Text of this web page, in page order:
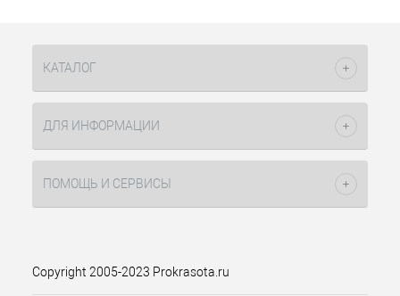
использования. Кусачки Le Rose
из нержавеющей стали твердостью
42-44 HRC.
КАТАЛОГ
ДЛЯ ИНФОРМАЦИИ
ПОМОЩЬ И СЕРВИСЫ
Copyright 2005-2023 Prokrasota.ru